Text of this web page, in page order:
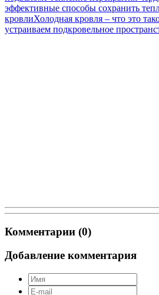
эффективные способы сохранить
кровлиХолодная кровля – что это
устраиваем подкровельное
Комментарии (0)
Добавление комментария